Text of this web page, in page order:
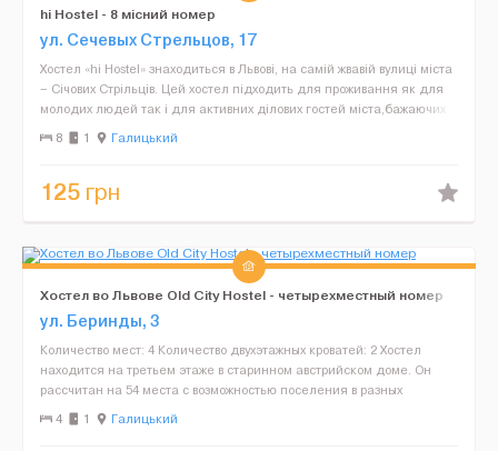
hi Hostel - 8 місний номер
ул. Сечевых Стрельцов, 17
Хостел «hi Hostel» знаходиться в Львові, на самій жвавій вулиці міста
– Січових Стрільців. Цей хостел підходить для проживання як для
молодих людей так і для активних ділових гостей міста,бажаючих
заощадити час т...
8 1 Галицький
125 грн
Хостел во Львове Оld City Hostel - четырехместный номер
ул. Беринды, 3
Количество мест: 4 Количество двухэтажных кроватей: 2 Хостел
находится на третьем этаже в старинном австрийском доме. Он
рассчитан на 54 места с возможностью поселения в разных
номерах. Наши балконы выходят на центральную площадь...
4 1 Галицький